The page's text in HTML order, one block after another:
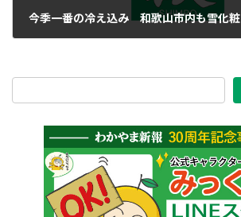
今季一番の冷え込み 和歌山市内も雪化粧